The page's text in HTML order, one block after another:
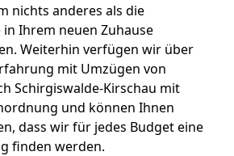
nichts anderes als die
Ihrem neuen Zuhause
Weiterhin verfügen wir über
mit Umzügen von
Schirgiswalde-Kirschau mit
und können Ihnen
dass wir für jedes Budget eine
finden werden.